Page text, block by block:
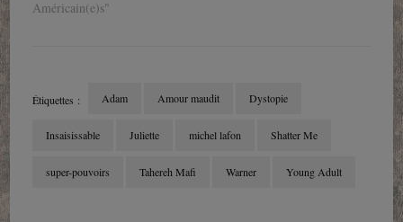
Américain(e)s"
Étiquettes : Adam Amour maudit Dystopie
Insaisissable Juliette michel lafon Shatter Me
super-pouvoirs Tahereh Mafi Warner Young Adult